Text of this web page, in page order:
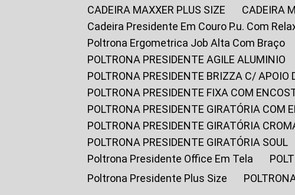
CADEIRA MAXXER PLUS SIZE
CADEIRA
Cadeira Presidente Em Couro P.u. Com
Poltrona Ergometrica Job Alta Com Braço
POLTRONA PRESIDENTE AGILE ALUMINIO
POLTRONA PRESIDENTE BRIZZA C/ APOIO
POLTRONA PRESIDENTE FIXA COM
POLTRONA PRESIDENTE GIRATÓRIA COM
POLTRONA PRESIDENTE GIRATÓRIA
POLTRONA PRESIDENTE GIRATÓRIA SOUL
Poltrona Presidente Office Em Tela
Poltrona Presidente Plus Size